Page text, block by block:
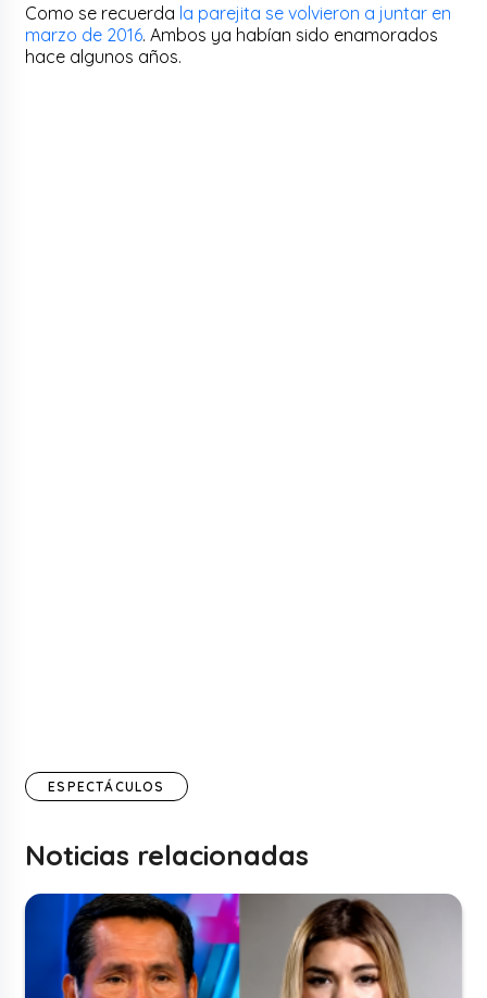
Como se recuerda la parejita se volvieron a juntar en
marzo de 2016. Ambos ya habían sido enamorados
hace algunos años.
ESPECTÁCULOS
Noticias relacionadas